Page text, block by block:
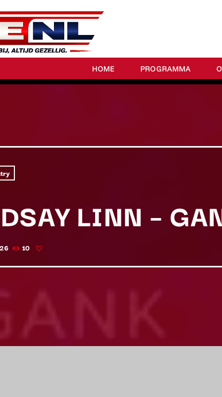
HOME PROGRAMMA
LINN –
10